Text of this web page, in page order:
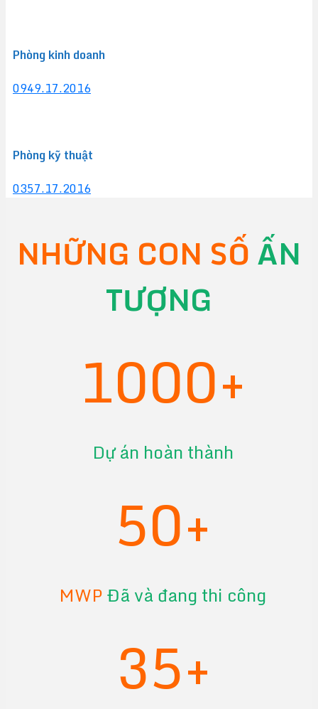
Phòng kinh doanh
0949.17.2016
Phòng kỹ thuật
0357.17.2016
NHỮNG CON SỐ ẤN
TƯỢNG
1000+
Dự án hoàn thành
50+
MWPĐã và đang thi công
35+